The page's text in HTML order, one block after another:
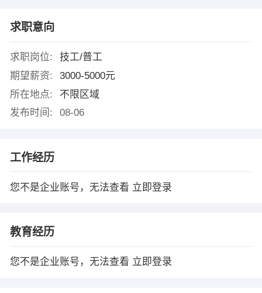
求职意向
求职岗位:
技工/普工
期望薪资:
3000-5000元
所在地点:
不限区域
发布时间:
08-06
工作经历
您不是企业账号，无法查看 立即登录
教育经历
您不是企业账号，无法查看 立即登录